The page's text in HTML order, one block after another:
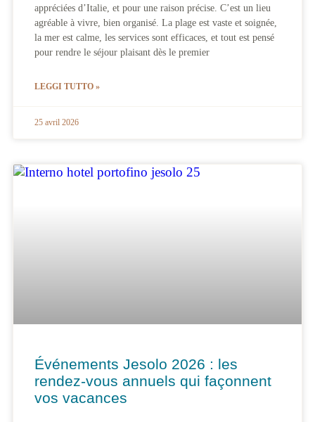
appréciées d’Italie, et pour une raison précise. C’est un lieu
agréable à vivre, bien organisé. La plage est vaste et soignée,
la mer est calme, les services sont efficaces, et tout est pensé
pour rendre le séjour plaisant dès le premier
LEGGI TUTTO »
25 avril 2026
Événements Jesolo 2026 : les
rendez-vous annuels qui façonnent
vos vacances